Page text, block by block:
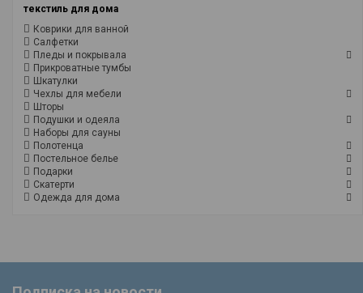
текстиль для дома
Коврики для ванной
Салфетки
Пледы и покрывала
Прикроватные тумбы
Шкатулки
Чехлы для мебели
Шторы
Подушки и одеяла
Наборы для сауны
Полотенца
Постельное белье
Подарки
Скатерти
Одежда для дома